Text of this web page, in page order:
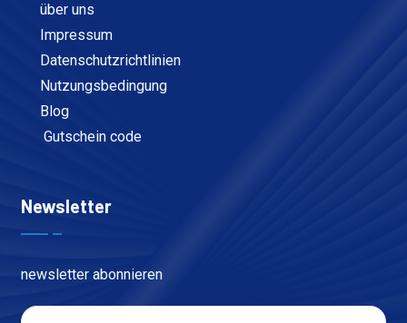
über uns
Impressum
Datenschutzrichtlinien
Nutzungsbedingung
Blog
Gutschein code
Newsletter
newsletter abonnieren